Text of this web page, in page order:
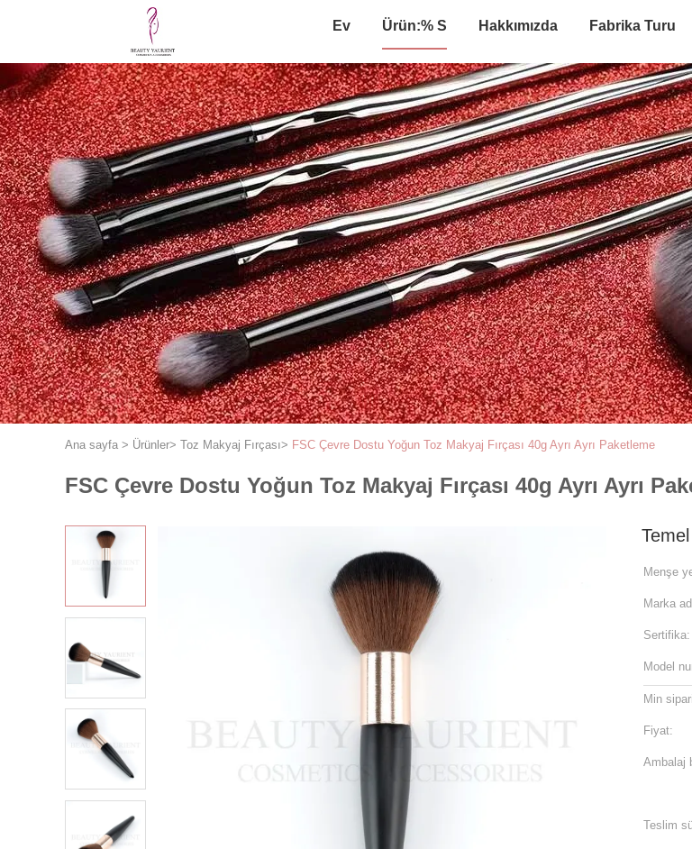
Ev Ürün:% S Hakkımızda Fabrika Turu
Ana sayfa > Ürünler> Toz Makyaj Fırçası> FSC Çevre Dostu Yoğun Toz Makyaj Fırçası 40g Ayrı Ayrı Paketleme
FSC Çevre Dostu Yoğun Toz Makyaj Fırçası 40g Ayrı Ayrı
Menşe
Marka
Sertifika:
Model
Min
Fiyat:
Ambalaj
Teslim